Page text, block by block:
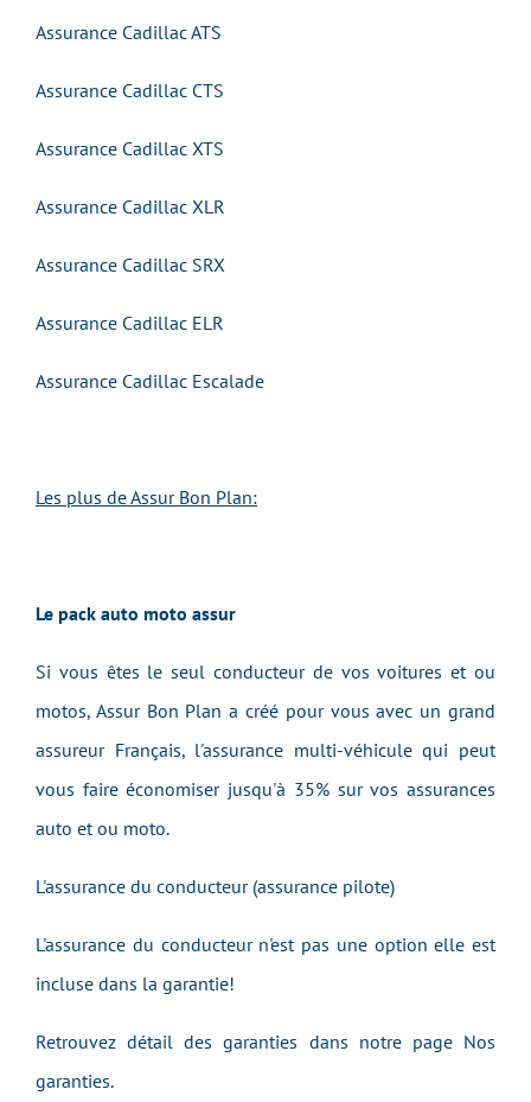
Assurance Cadillac ATS
Assurance Cadillac CTS
Assurance Cadillac XTS
Assurance Cadillac XLR
Assurance Cadillac SRX
Assurance Cadillac ELR
Assurance Cadillac Escalade
Les plus de Assur Bon Plan:
Le pack auto moto assur
Si vous êtes le seul conducteur de vos voitures et ou
motos, Assur Bon Plan a créé pour vous avec un grand
assureur Français, l'assurance multi-véhicule qui peut
vous faire économiser jusqu'à 35% sur vos assurances
auto et ou moto.
L'assurance du conducteur (assurance pilote)
L'assurance du conducteur n'est pas une option elle est
incluse dans la garantie!
Retrouvez détail des garanties dans notre page Nos
garanties.